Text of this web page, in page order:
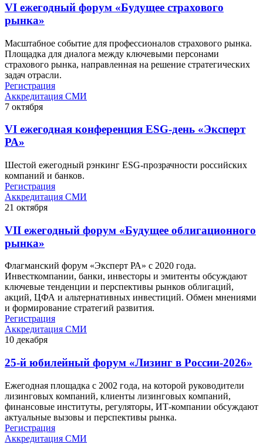
VI ежегодный форум «Будущее страхового
рынка»
Масштабное событие для профессионалов страхового рынка.
Площадка для диалога между ключевыми персонами
страхового рынка, направленная на решение стратегических
задач отрасли.
Регистрация
Аккредитация СМИ
7 октября
VI ежегодная конференция ESG-день «Эксперт
РА»
Шестой ежегодный рэнкинг ESG-прозрачности российских
компаний и банков.
Регистрация
Аккредитация СМИ
21 октября
VII ежегодный форум «Будущее облигационного
рынка»
Флагманский форум «Эксперт РА» с 2020 года.
Инвесткомпании, банки, инвесторы и эмитенты обсуждают
ключевые тенденции и перспективы рынков облигаций,
акций, ЦФА и альтернативных инвестиций. Обмен мнениями
и формирование стратегий развития.
Регистрация
Аккредитация СМИ
10 декабря
25-й юбилейный форум «Лизинг в России-2026»
Ежегодная площадка с 2002 года, на которой руководители
лизинговых компаний, клиенты лизинговых компаний,
финансовые институты, регуляторы, ИТ-компании обсуждают
актуальные вызовы и перспективы рынка.
Регистрация
Аккредитация СМИ